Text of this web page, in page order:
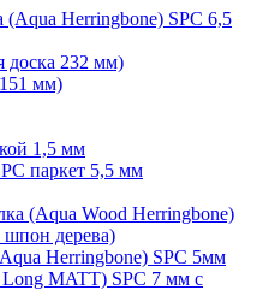
Herringbone) SPC 6,5
доска 232 мм)
мм)
1,5 мм
паркет 5,5 мм
(Aqua Wood Herringbone)
шпон дерева)
Herringbone) SPC 5мм
MATT) SPC 7 мм с